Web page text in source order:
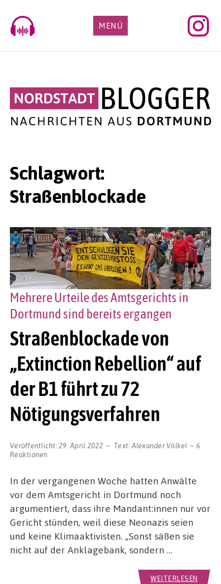
content
MENÜ
Schlagwort:
Straßenblockade
Straßenblockade von
„Extinction Rebellion“ auf
der B1 führt zu 72
Nötigungsverfahren
Mehrere Urteile des Amtsgerichts in
Dortmund sind bereits ergangen
Veröffentlicht:29. April 2022 Text: Alexander Völkel
6
Reaktionen
In der vergangenen Woche hatten Anwälte
vor dem Amtsgericht in Dortmund noch
argumentiert, dass ihre Mandant:innen nur vor
Gericht stünden, weil diese Neonazis seien
und keine Klimaaktivisten. „Sonst säßen sie
nicht auf der Anklagebank, sondern …
WEITERLESEN